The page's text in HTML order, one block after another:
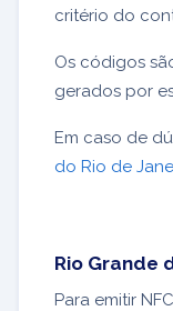
critério do
Os códigos
gerados por
Em caso de
do Rio de
Rio Grande
Para emitir